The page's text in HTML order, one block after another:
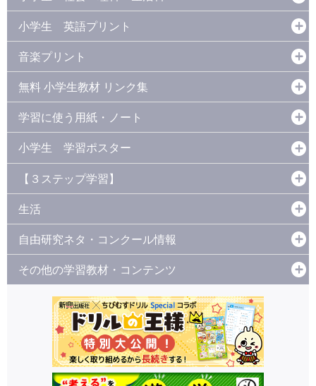
小学生 英語プリント
音楽プリント
無料 小学生教材 リンク集
学習に使う用紙・ノート
小学生 学習ポスター
【３ステップ学習】
生活
自由研究ネタ・コンクール情報
その他の学習教材・コンテンツ